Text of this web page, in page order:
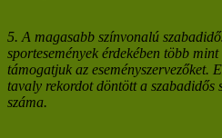
5. A magasabb színvonalú
sportesemények érdekében több
támogatjuk az eseményszervezőket.
tavaly rekordot döntött a szabadidős
száma.